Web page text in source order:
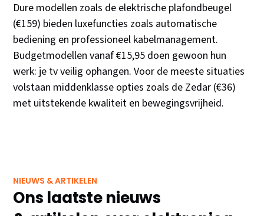
Dure modellen zoals de elektrische plafondbeugel
(€159) bieden luxefuncties zoals automatische
bediening en professioneel kabelmanagement.
Budgetmodellen vanaf €15,95 doen gewoon hun
werk: je tv veilig ophangen. Voor de meeste situaties
volstaan middenklasse opties zoals de Zedar (€36)
met uitstekende kwaliteit en bewegingsvrijheid.
NIEUWS & ARTIKELEN
Ons laatste nieuws